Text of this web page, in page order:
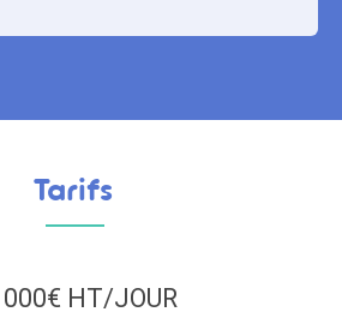
Tarifs
HT/JOUR